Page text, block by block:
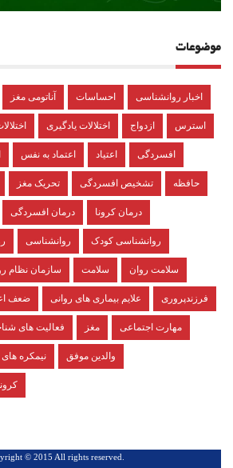
موضوعات
آناتومی مغز احساسات اخبار روانشناسی
اختلالات یادگیری ازدواج استرس
اعتماد به نفس اعتیاد افسردگی
تحریک مغز تشخیص افسردگی حافظه
درمان افسردگی درمان کرونا
روانشناسی روانشناسی کودک
سازمان نظام سلامت سلامت روان
ضعف علایم بیماری های روانی فرزندپروری
فعالیت های مغز مهارت اجتماعی
نیمکره های والدین موفق
.Copyright © 2015 All rights reserved